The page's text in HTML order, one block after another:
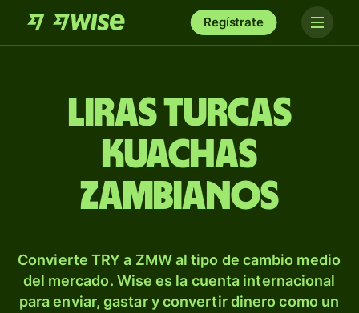
Regístrate
Liras turcas
kuachas
zambianos
Convierte TRY a ZMW al tipo de cambio medio
del mercado. Wise es la cuenta internacional
para enviar, gastar y convertir dinero como un